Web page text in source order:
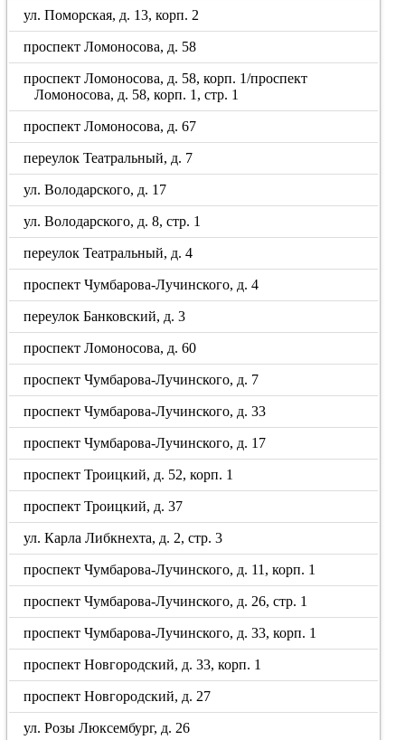
ул. Поморская, д. 13, корп. 2
проспект Ломоносова, д. 58
проспект Ломоносова, д. 58, корп. 1/проспект
Ломоносова, д. 58, корп. 1, стр. 1
проспект Ломоносова, д. 67
переулок Театральный, д. 7
ул. Володарского, д. 17
ул. Володарского, д. 8, стр. 1
переулок Театральный, д. 4
проспект Чумбарова-Лучинского, д. 4
переулок Банковский, д. 3
проспект Ломоносова, д. 60
проспект Чумбарова-Лучинского, д. 7
проспект Чумбарова-Лучинского, д. 33
проспект Чумбарова-Лучинского, д. 17
проспект Троицкий, д. 52, корп. 1
проспект Троицкий, д. 37
ул. Карла Либкнехта, д. 2, стр. 3
проспект Чумбарова-Лучинского, д. 11, корп. 1
проспект Чумбарова-Лучинского, д. 26, стр. 1
проспект Чумбарова-Лучинского, д. 33, корп. 1
проспект Новгородский, д. 33, корп. 1
проспект Новгородский, д. 27
ул. Розы Люксембург, д. 26